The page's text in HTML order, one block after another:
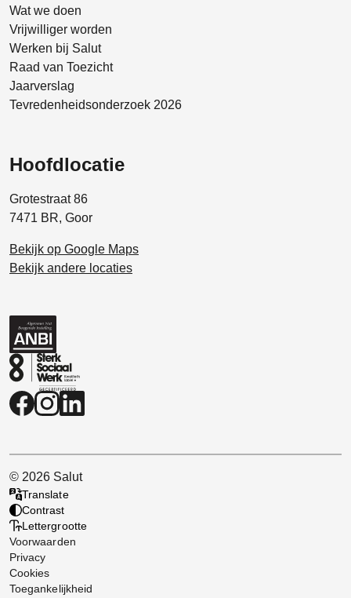
Wat we doen
Vrijwilliger worden
Werken bij Salut
Raad van Toezicht
Jaarverslag
Tevredenheidsonderzoek 2026
Hoofdlocatie
Grotestraat 86
7471 BR, Goor
Bekijk op Google Maps
Bekijk andere locaties
© 2026 Salut
Translate
Contrast
Lettergrootte
Voorwaarden
Privacy
Cookies
Toegankelijkheid